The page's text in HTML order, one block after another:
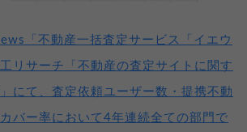
「不動産一括査定サービス「イエウ
リサーチ「不動産の査定サイトに関す
にて、査定依頼ユーザー数・提携不動
バー率において4年連続全ての部門で